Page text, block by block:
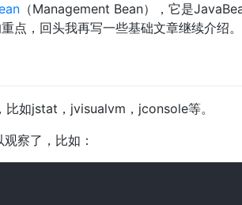
（Management Bean），它是
，回头我再写一些基础文章继续介绍。
如jstat，jvisualvm，jconsole等。
察了，比如：